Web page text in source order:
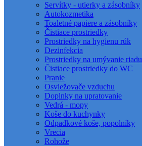
Servítky - utierky a zásobníky
Autokozmetika
Toaletné papiere a zásobníky
Čistiace prostriedky
Prostriedky na hygienu rúk
Dezinfekcia
Prostriedky na umývanie riadu
Čistiace prostriedky do WC
Pranie
Osviežovače vzduchu
Doplnky na upratovanie
Vedrá - mopy
Koše do kuchynky
Odpadkové koše, popolníky
Vrecia
Rohože